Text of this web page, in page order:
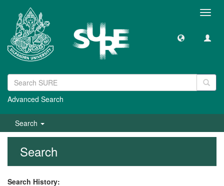
Advanced Search
Search
Search
Search History: